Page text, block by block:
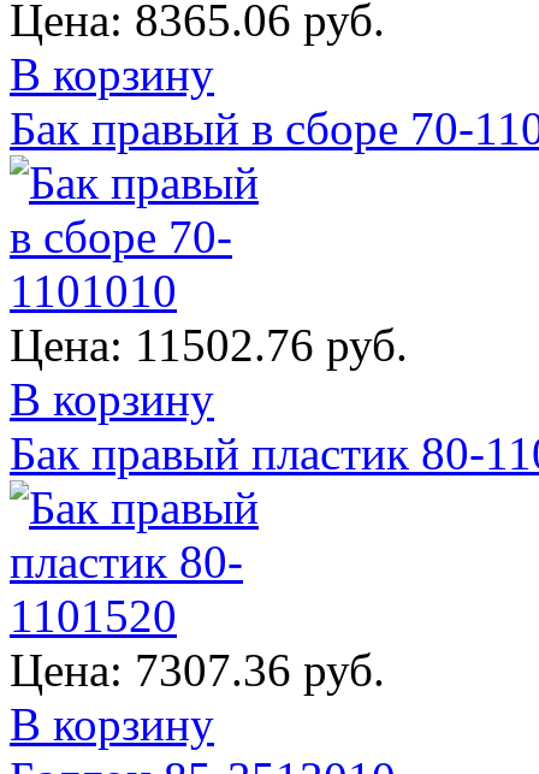
Цена: 8365.06 руб.
В корзину
Бак правый в сборе 70-
Цена: 11502.76 руб.
В корзину
Бак правый пластик 80-
Цена: 7307.36 руб.
В корзину